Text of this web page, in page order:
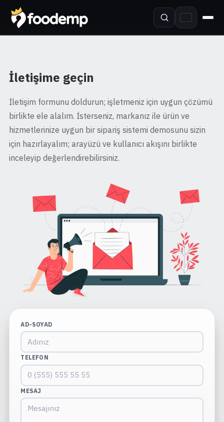
İletişime geçin
İletişim formunu doldurun; işletmeniz için uygun çözümü
birlikte ele alalım. İsterseniz, markanız ile ürün ve
hizmetlerinize uygun bir sipariş sistemi demosunu sizin
için hazırlayalım; arayüzü ve kullanıcı akışını birlikte
inceleyip değerlendirebilirsiniz.
AD-SOYAD
TELEFON
MESAJ